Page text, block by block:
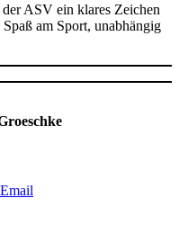
ASV ein klares Zeichen
am Sport, unabhängig
Email